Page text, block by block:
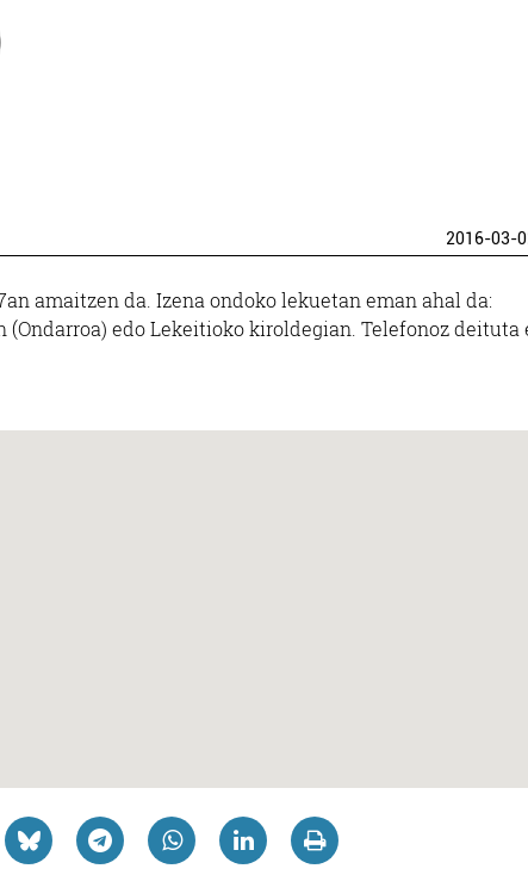
2016-03-
amaitzen da. Izena ondoko lekuetan eman ahal da:
edo Lekeitioko kiroldegian. Telefonoz deituta